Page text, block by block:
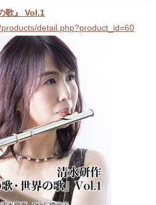
歌』 Vol.1
detail.php?product_id=60